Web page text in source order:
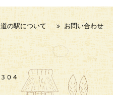
道の駅について お問い合わせ